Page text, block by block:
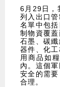
6月29日，
列入出口
名單中包
制物資覆
石墨、碳
器件、化
用商品如
內。這個
安全的需
合理。